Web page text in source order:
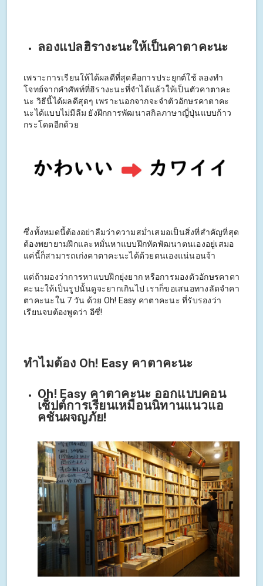
ลองแปลฮิรางะนะให้เป็นคาตาคะนะ
เพราะการเรียนให้ได้ผลดีที่สุดคือการประยุกต์ใช้ ลองทำ
โจทย์จากคำศัพท์ที่ฮิรางะนะที่จำได้แล้วให้เป็นตัวคาตาคะ
นะ วิธีนี้ได้ผลดีสุดๆ เพราะนอกจากจะจำตัวอักษรคาตาคะ
นะได้แบบไม่มีลืม ยังฝึกการพัฒนาสกิลภาษาญี่ปุ่นแบบก้าว
กระโดดอีกด้วย
ซึ่งทั้งหมดนี้ต้องอย่าลืมว่าความสม่ำเสมอเป็นสิ่งที่สำคัญที่สุด
ต้องพยายามฝึกและหมั่นหาแบบฝึกหัดพัฒนาตนเองอยู่เสมอ
แค่นี้ก็สามารถเก่งคาตาคะนะได้ด้วยตนเองแน่นอนจ้า
แต่ถ้ามองว่าการหาแบบฝึกยุ่งยาก หรือการมองตัวอักษรคาตา
คะนะให้เป็นรูปนั้นดูจะยากเกินไป เราก็ขอเสนอทางลัดจำคา
ตาคะนะใน 7 วัน ด้วย Oh! Easy คาตาคะนะ ที่รับรองว่า
เรียนจบต้องพูดว่า อีซี่!
ทำไมต้อง Oh! Easy คาตาคะนะ
Oh! Easy คาตาคะนะ ออกแบบคอน
เซ็ปต์การเรียนเหมือนนิทานแนวแอ
คชั่นผจญภัย!